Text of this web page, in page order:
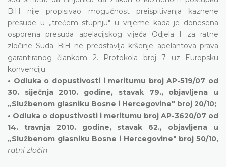
BiH nije propisivao mogućnost preispitivanja kaznene
presude u „trećem stupnju" u vrijeme kada je donesena
osporena presuda apelacijskog vijeća Odjela I za ratne
zločine Suda BiH ne predstavlja kršenje apelantova prava
garantiranog člankom 2. Protokola broj 7 uz Europsku
konvenciju.
• Odluka o dopustivosti i meritumu broj AP-519/07 od
30. siječnja 2010. godine, stavak 79., objavljena u
„Službenom glasniku Bosne i Hercegovine" broj 20/10;
• Odluka o dopustivosti i meritumu broj AP-3620/07 od
14. travnja 2010. godine, stavak 62., objavljena u
„Službenom glasniku Bosne i Hercegovine" broj 50/10,
ratni zločin